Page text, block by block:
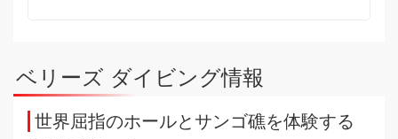
ベリーズ ダイビング情報
世界屈指のホールとサンゴ礁を体験する